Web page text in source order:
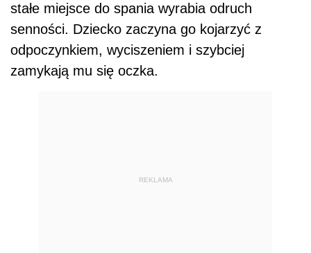
stałe miejsce do spania wyrabia odruch
senności. Dziecko zaczyna go kojarzyć z
odpoczynkiem, wyciszeniem i szybciej
zamykają mu się oczka.
REKLAMA